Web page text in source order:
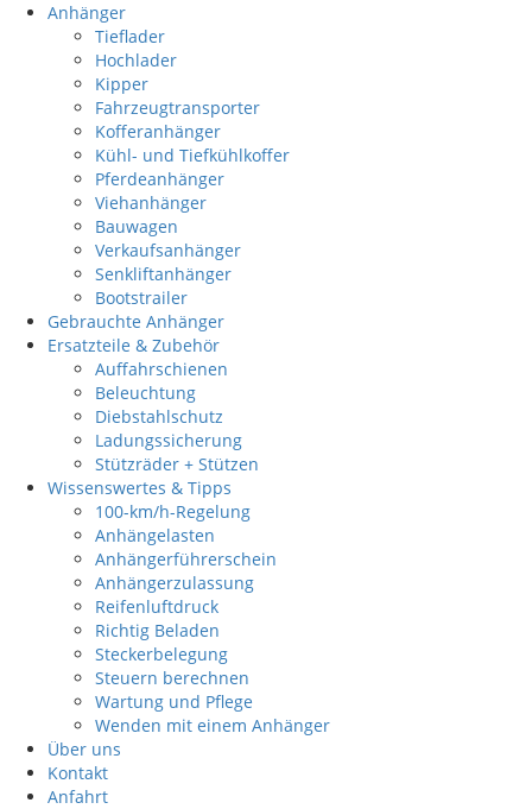
Anhänger
Tieflader
Hochlader
Kipper
Fahrzeugtransporter
Kofferanhänger
Kühl- und Tiefkühlkoffer
Pferdeanhänger
Viehanhänger
Bauwagen
Verkaufsanhänger
Senkliftanhänger
Bootstrailer
Gebrauchte Anhänger
Ersatzteile & Zubehör
Auffahrschienen
Beleuchtung
Diebstahlschutz
Ladungssicherung
Stützräder + Stützen
Wissenswertes & Tipps
100-km/h-Regelung
Anhängelasten
Anhängerführerschein
Anhängerzulassung
Reifenluftdruck
Richtig Beladen
Steckerbelegung
Steuern berechnen
Wartung und Pflege
Wenden mit einem Anhänger
Über uns
Kontakt
Anfahrt